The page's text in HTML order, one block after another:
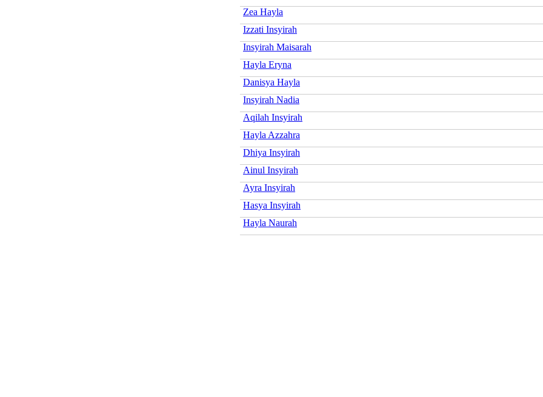
Zea Hayla
Izzati Insyirah
Insyirah Maisarah
Hayla Eryna
Danisya Hayla
Insyirah Nadia
Aqilah Insyirah
Hayla Azzahra
Dhiya Insyirah
Ainul Insyirah
Ayra Insyirah
Hasya Insyirah
Hayla Naurah